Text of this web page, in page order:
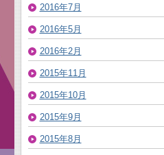
2016年7月
2016年5月
2016年2月
2015年11月
2015年10月
2015年9月
2015年8月